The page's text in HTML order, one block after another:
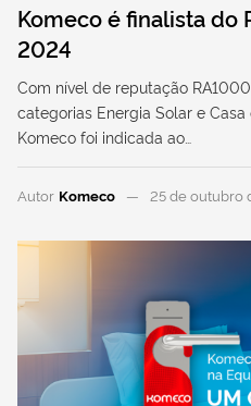
Komeco é finalista do
2024
Com nível de reputação
categorias Energia Solar e
Komeco foi indicada ao…
Autor Komeco 25 de outubro